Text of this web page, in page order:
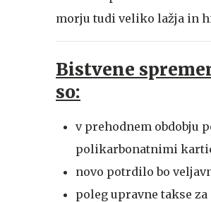
morju tudi veliko lažja in
Bistvene
so:
v prehodnem obdobju
polikarbonatnimi
novo potrdilo bo
poleg upravne takse